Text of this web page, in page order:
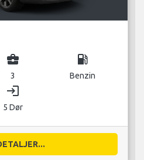
business_center
3
local_gas_station
Benzin
login
5 Dør